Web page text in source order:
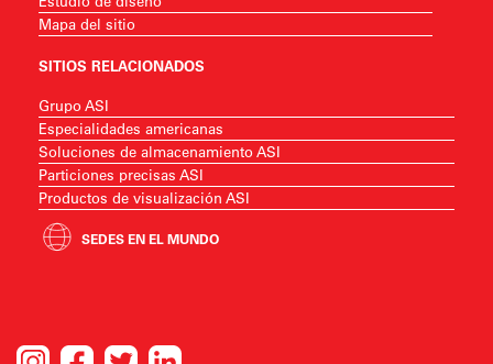
Mapa del sitio
SITIOS RELACIONADOS
Grupo ASI
Especialidades americanas
Soluciones de almacenamiento ASI
Particiones precisas ASI
Productos de visualización ASI
SEDES EN EL MUNDO